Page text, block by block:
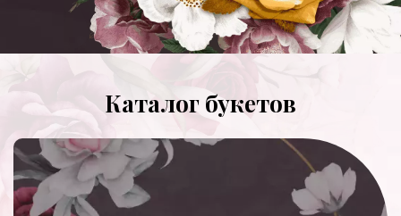
Каталог букетов